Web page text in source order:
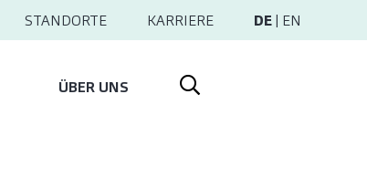
STANDORTE KARRIERE DE| EN
ÜBER UNS